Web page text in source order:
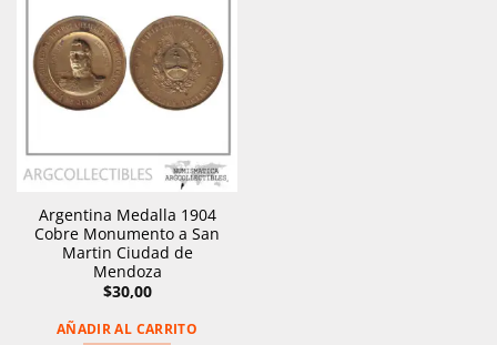
Argentina Medalla 1904
Cobre Monumento a San
Martin Ciudad de
Mendoza
$30,00
AÑADIR AL CARRITO